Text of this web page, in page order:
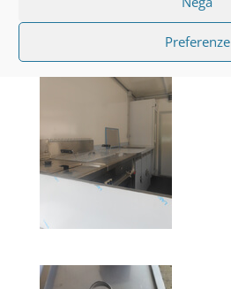
Preferenze